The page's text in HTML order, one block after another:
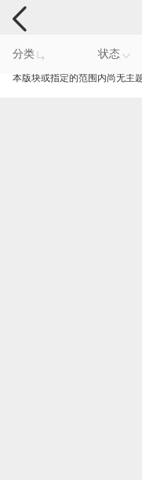
电脑反馈
分类 状态
本版块或指定的范围内尚无主